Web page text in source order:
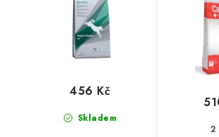
Skladem
456 Kč
2